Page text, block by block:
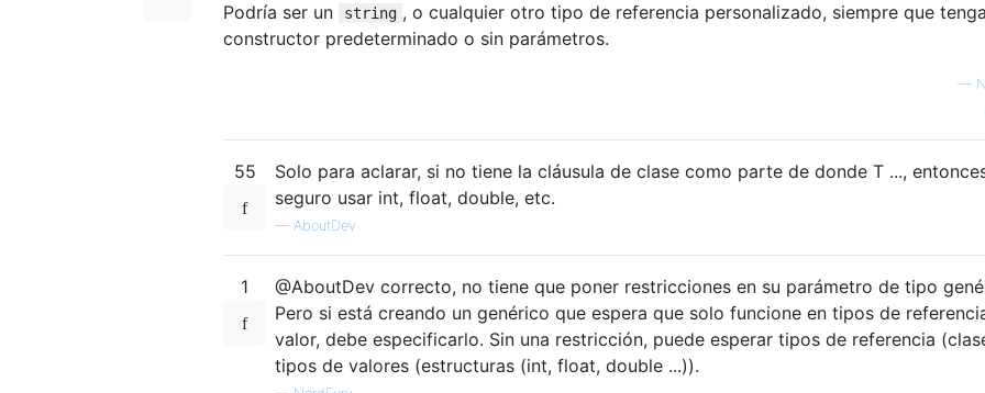
Podría ser un string , o cualquier otro tipo de referencia personalizado, siempre que
constructor predeterminado o sin parámetros.
—
55
Solo para aclarar, si no tiene la cláusula de clase como parte de donde T ...,
seguro usar int, float, double, etc.
— AboutDev
1
@AboutDev correcto, no tiene que poner restricciones en su parámetro de tipo
Pero si está creando un genérico que espera que solo funcione en tipos de
valor, debe especificarlo. Sin una restricción, puede esperar tipos de referencia
tipos de valores (estructuras (int, float, double ...)).